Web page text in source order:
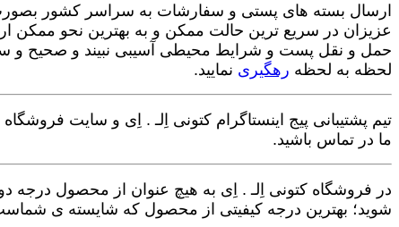
ارسال بسته های پستی و سفارشات به سراسر کشور
عزیزان در سریع ترین حالت ممکن و به بهترین نحو ممکن
حمل و نقل پست و شرایط محیطی آسیبی نبیند و صحیح و
لحظه به لحظه رهگیری نمایید.
تیم پشتیبانی پیج اینستاگرام کتونی اِلـ . اِی و سایت
ما در تماس باشید.
در فروشگاه کتونی اِلـ . اِی به هیچ عنوان از محصول درجه
شوید؛ بهترین درجه کیفیتی از محصول که شایسته ی شماست